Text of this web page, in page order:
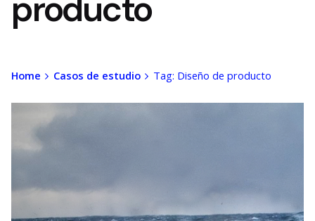
producto
Home Casos de estudio Tag: Diseño de producto